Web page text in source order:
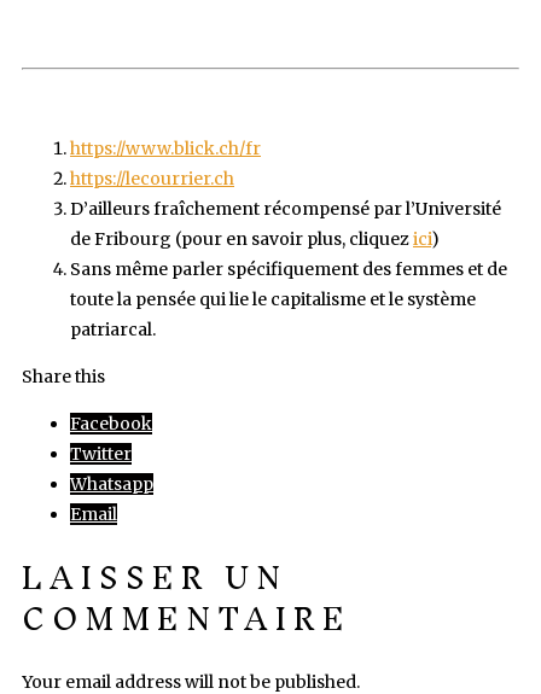
https://www.blick.ch/fr
https://lecourrier.ch
D’ailleurs fraîchement récompensé par l’Université
de Fribourg (pour en savoir plus, cliquezici)
Sans même parler spécifiquement des femmes et de
toute la pensée qui lie le capitalisme et le système
patriarcal.
Share this
Facebook
Twitter
Whatsapp
Email
LAISSER UN
COMMENTAIRE
Your email address will not be published.